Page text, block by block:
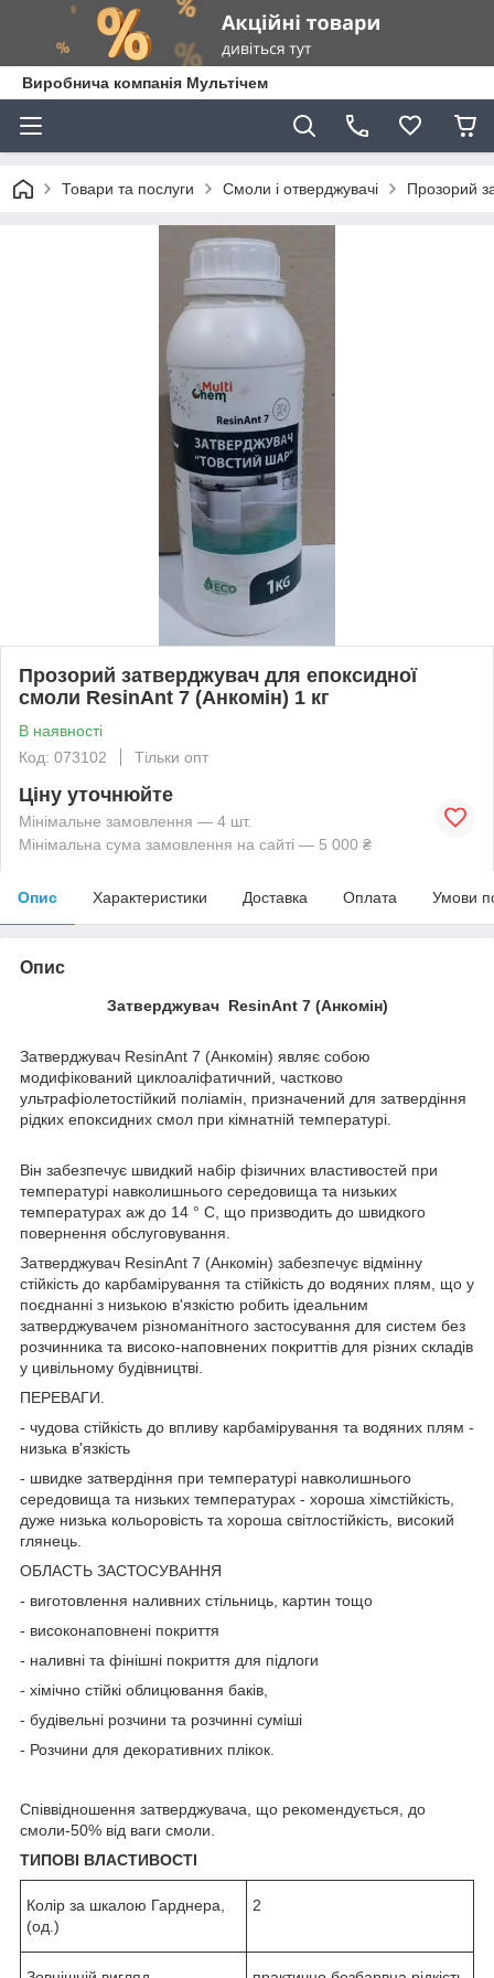
Виробнича компанія Мультічем
Товари та послуги Смоли і отверджувачі Прозорий
Прозорий затверджувач для епоксидної
смоли ResinAnt 7 (Анкомін) 1 кг
В наявності
Код: 073102
Тільки опт
Ціну уточнюйте
Мінімальне замовлення — 4 шт.
Мінімальна сума замовлення на сайті — 5 000 ₴
Опис Характеристики Доставка Оплата Умови
Опис
Затверджувач ResinAnt 7 (Анкомін)
Затверджувач ResinAnt 7 (Анкомін) являє собою
модифікований циклоаліфатичний, частково
ультрафіолетостійкий поліамін, призначений для затвердіння
рідких епоксидних смол при кімнатній температурі.
Він забезпечує швидкий набір фізичних властивостей при
температурі навколишнього середовища та низьких
температурах аж до 14 ° С, що призводить до швидкого
повернення обслуговування.
Затверджувач ResinAnt 7 (Анкомін) забезпечує відмінну
стійкість до карбамірування та стійкість до водяних плям, що у
поєднанні з низькою в'язкістю робить ідеальним
затверджувачем різноманітного застосування для систем без
розчинника та високо-наповнених покриттів для різних складів
у цивільному будівництві.
ПЕРЕВАГИ.
- чудова стійкість до впливу карбамірування та водяних плям -
низька в'язкість
- швидке затвердіння при температурі навколишнього
середовища та низьких температурах - хороша хімстійкість,
дуже низька кольоровість та хороша світлостійкість, високий
глянець.
ОБЛАСТЬ ЗАСТОСУВАННЯ
- виготовлення наливних стільниць, картин тощо
- високонаповнені покриття
- наливні та фінішні покриття для підлоги
- хімічно стійкі облицювання баків,
- будівельні розчини та розчинні суміші
- Розчини для декоративних плікок.
Співвідношення затверджувача, що рекомендується, до
смоли-50% від ваги смоли.
ТИПОВІ ВЛАСТИВОСТІ
Колір за шкалою Гарднера,
(од.)
2